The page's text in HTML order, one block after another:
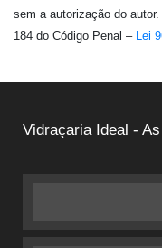
sem a autorização do
184 do Código Penal – Lei
Vidraçaria Ideal -